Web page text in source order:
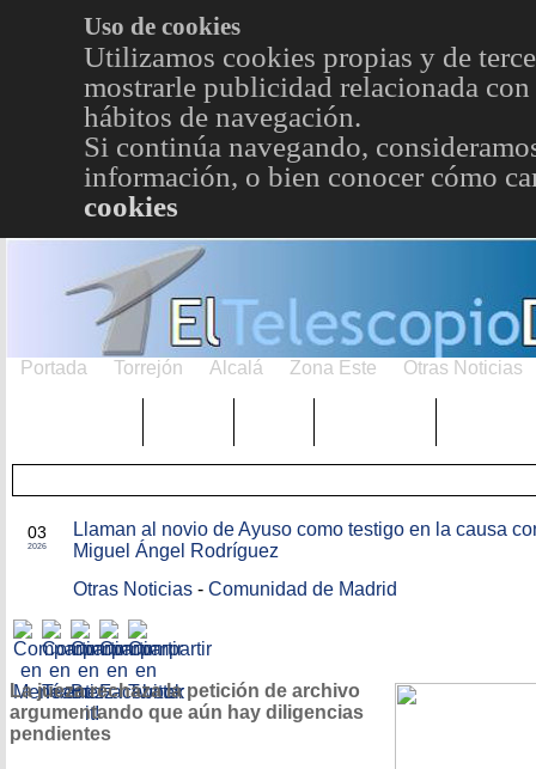
Uso de cookies
Utilizamos cookies propias y de
mostrarle publicidad relacionada
hábitos de navegación.
Si continúa navegando,
información, o bien conocer cómo
cookies
Portada Torrejón Alcalá Zona Este Otras Noticias
03
2026
Llaman al novio de Ayuso como testigo en la causa
Miguel Ángel Rodríguez
Otras Noticias - Comunidad de Madrid
La jueza rechaza la petición de archivo
argumentando que aún hay diligencias
pendientes